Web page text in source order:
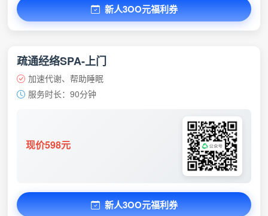
新人3OO元福利券
疏通经络SPA-上门
加速代谢、帮助睡眠
服务时长：90分钟
现价598元
新人3OO元福利券